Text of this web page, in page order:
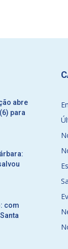
abre
para
com